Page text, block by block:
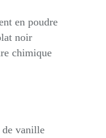
en poudre
noir
chimique
vanille